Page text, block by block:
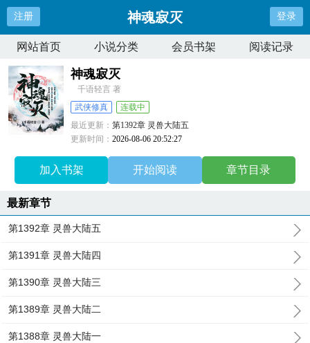
注册 神魂寂灭 登录
网站首页 小说分类 会员书架 阅读记录
神魂寂灭
千语轻言 著
武侠修真
连载中
最近更新：第1392章 灵兽大陆五
更新时间：2026-08-06 20:52:27
加入书架 开始阅读 章节目录
最新章节
第1392章 灵兽大陆五
第1391章 灵兽大陆四
第1390章 灵兽大陆三
第1389章 灵兽大陆二
第1388章 灵兽大陆一